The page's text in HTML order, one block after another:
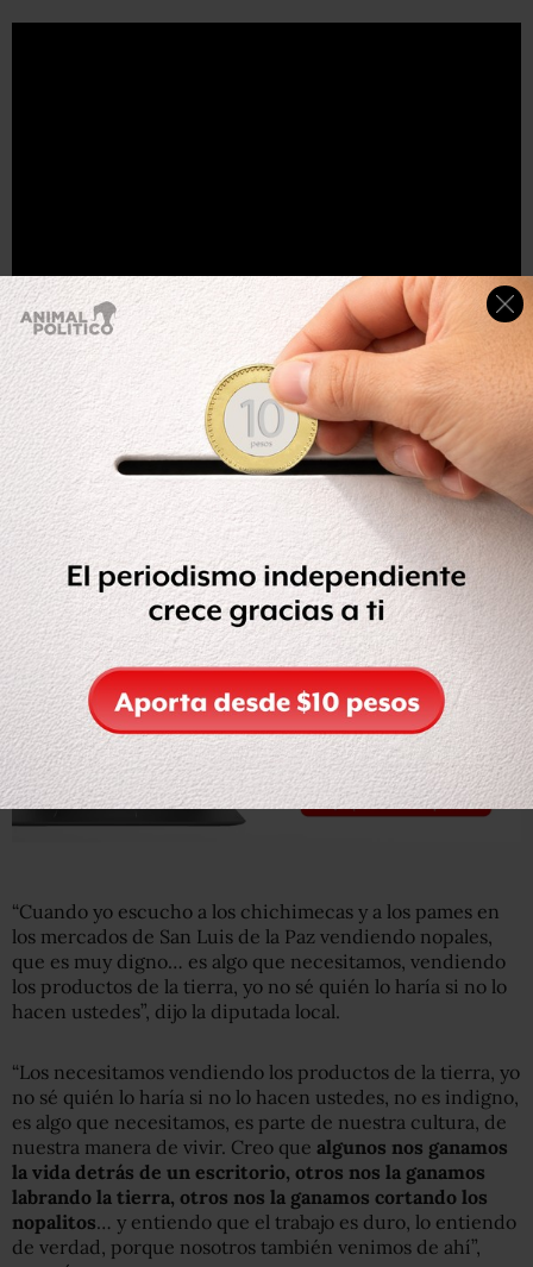
La legisladora dijo que no puede pensar en que los
indígenas salgan de sus tierras, porque se perderían
tradiciones mexicanas.
“Cuando yo escucho a los chichimecas y a los pames en
los mercados de San Luis de la Paz vendiendo nopales,
que es muy digno… es algo que necesitamos, vendiendo
los productos de la tierra, yo no sé quién lo haría si no lo
hacen ustedes”, dijo la diputada local.
“Los necesitamos vendiendo los productos de la tierra, yo
no sé quién lo haría si no lo hacen ustedes, no es indigno,
es algo que necesitamos, es parte de nuestra cultura, de
nuestra manera de vivir. Creo que algunos nos ganamos
la vida detrás de un escritorio, otros nos la ganamos
labrando la tierra, otros nos la ganamos cortando los
nopalitos… y entiendo que el trabajo es duro, lo entiendo
de verdad, porque nosotros también venimos de ahí”,